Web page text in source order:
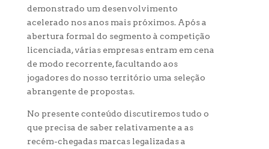
demonstrado um desenvolvimento
acelerado nos anos mais próximos. Após a
abertura formal do segmento à competição
licenciada, várias empresas entram em cena
de modo recorrente, facultando aos
jogadores do nosso território uma seleção
abrangente de propostas.
No presente conteúdo discutiremos tudo o
que precisa de saber relativamente a as
recém-chegadas marcas legalizadas a